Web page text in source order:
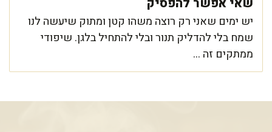
שאי אפשר להפסיק
יש ימים שאני רק רוצה משהו קטן ומתוק שיעשה לנו
שמח בלי להדליק תנור ובלי להתחיל בלגן. שיפודי
ממתקים זה ...